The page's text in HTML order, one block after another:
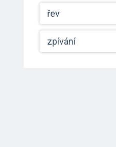
řev
zpívání